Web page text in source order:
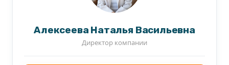
Алексеева Наталья Васильевна
Директор компании